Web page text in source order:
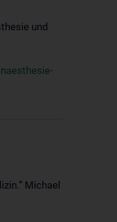
und
Michael